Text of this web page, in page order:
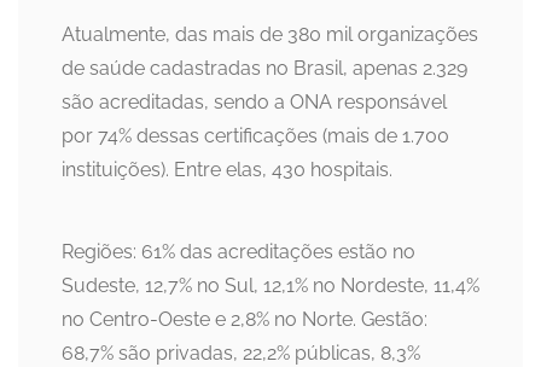
Atualmente, das mais de 380 mil organizações
de saúde cadastradas no Brasil, apenas 2.329
são acreditadas, sendo a ONA responsável
por 74% dessas certificações (mais de 1.700
instituições). Entre elas, 430 hospitais.
Regiões: 61% das acreditações estão no
Sudeste, 12,7% no Sul, 12,1% no Nordeste, 11,4%
no Centro-Oeste e 2,8% no Norte. Gestão:
68,7% são privadas, 22,2% públicas, 8,3%